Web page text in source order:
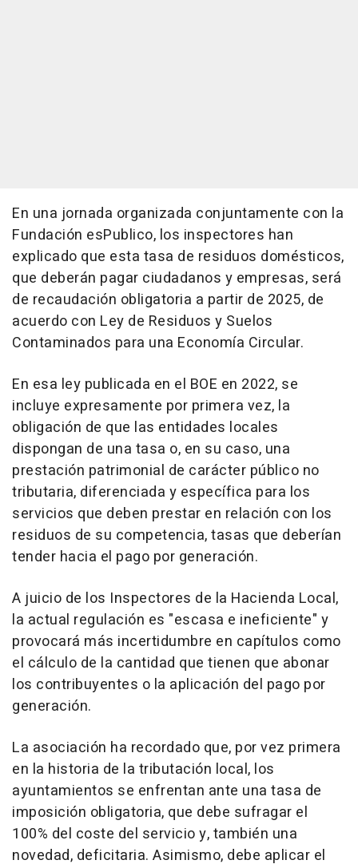
En una jornada organizada conjuntamente con la
Fundación esPublico, los inspectores han
explicado que esta tasa de residuos domésticos,
que deberán pagar ciudadanos y empresas, será
de recaudación obligatoria a partir de 2025, de
acuerdo con Ley de Residuos y Suelos
Contaminados para una Economía Circular.
En esa ley publicada en el BOE en 2022, se
incluye expresamente por primera vez, la
obligación de que las entidades locales
dispongan de una tasa o, en su caso, una
prestación patrimonial de carácter público no
tributaria, diferenciada y específica para los
servicios que deben prestar en relación con los
residuos de su competencia, tasas que deberían
tender hacia el pago por generación.
A juicio de los Inspectores de la Hacienda Local,
la actual regulación es "escasa e ineficiente" y
provocará más incertidumbre en capítulos como
el cálculo de la cantidad que tienen que abonar
los contribuyentes o la aplicación del pago por
generación.
La asociación ha recordado que, por vez primera
en la historia de la tributación local, los
ayuntamientos se enfrentan ante una tasa de
imposición obligatoria, que debe sufragar el
100% del coste del servicio y, también una
novedad, deficitaria. Asimismo, debe aplicar el